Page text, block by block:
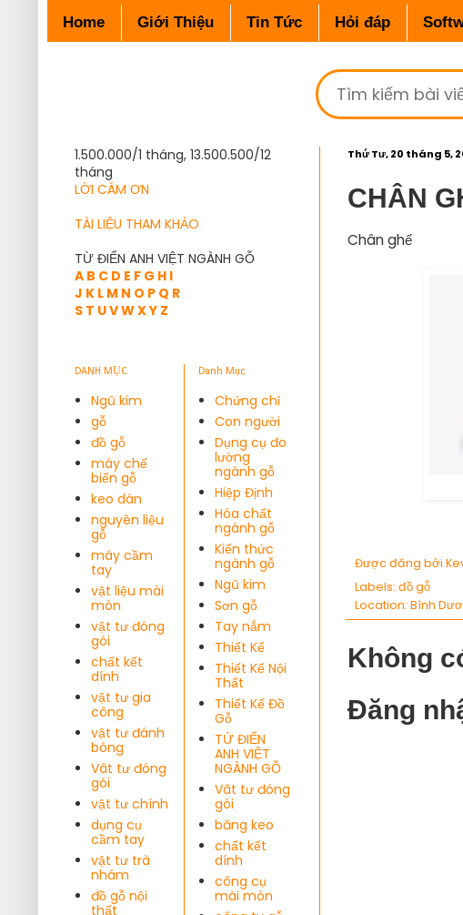
Home Giới Thiệu Tin Tức Hỏi đáp
Thứ Tư, 20 tháng 5,
CHÂN
Chân ghế
Được đăng bởi
Labels: đồ gỗ
Location: Bình
Không
Đăng
1.500.000/1 tháng, 13.500.500/12
tháng
LỜI CÁM ƠN
TÀI LIỆU THAM KHẢO
TỪ ĐIỂN ANH VIỆT NGÀNH GỖ
A B C D E F G H I
J K L M N O P Q R
S T UVWXY Z
DANH MỤC
Ngũ kim
gỗ
đồ gỗ
máy chế
biến gỗ
keo dán
nguyên liệu
gỗ
máy cầm
tay
vật liệu mài
mòn
vật tư đóng
gói
chất kết
dính
vật tư gia
công
vật tư đánh
bóng
Vât tư đóng
gói
vật tư chính
dụng cụ
cầm tay
vật tư trà
nhám
đồ gỗ nội
thất
Danh Mục
Chứng chỉ
Con người
Dụng cụ đo
lường
ngành gỗ
Hiệp Định
Hóa chất
ngành gỗ
Kiến thức
ngành gỗ
Ngũ kim
Sơn gỗ
Tay nắm
Thiết Kế
Thiết Kế Nội
Thất
Thiết Kế Đồ
Gỗ
TỬ ĐIỂN
ANH VIỆT
NGÀNH GỖ
Vât tư đóng
gói
băng keo
chất kết
dính
công cụ
mài mòn